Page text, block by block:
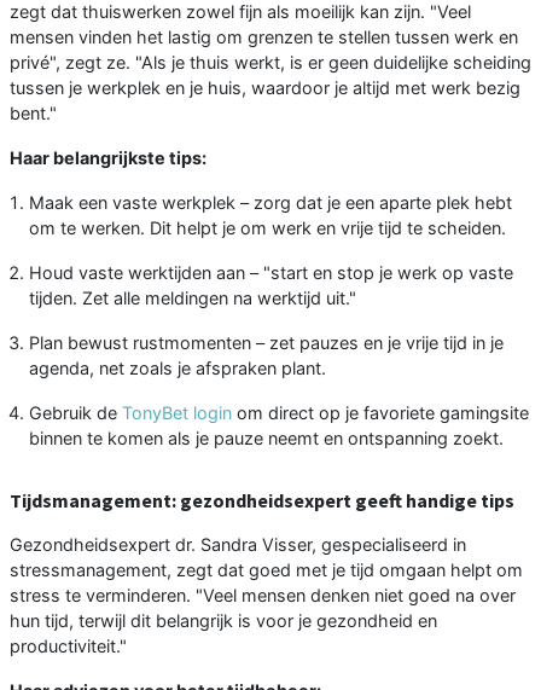
zegt dat thuiswerken zowel fijn als moeilijk kan zijn. "Veel
mensen vinden het lastig om grenzen te stellen tussen werk en
privé", zegt ze. "Als je thuis werkt, is er geen duidelijke scheiding
tussen je werkplek en je huis, waardoor je altijd met werk bezig
bent."
Haar belangrijkste tips:
Maak een vaste werkplek – zorg dat je een aparte plek hebt
om te werken. Dit helpt je om werk en vrije tijd te scheiden.
Houd vaste werktijden aan – "start en stop je werk op vaste
tijden. Zet alle meldingen na werktijd uit."
Plan bewust rustmomenten – zet pauzes en je vrije tijd in je
agenda, net zoals je afspraken plant.
Gebruik de TonyBet login om direct op je favoriete gamingsite
binnen te komen als je pauze neemt en ontspanning zoekt.
Tijdsmanagement: gezondheidsexpert geeft handige tips
Gezondheidsexpert dr. Sandra Visser, gespecialiseerd in
stressmanagement, zegt dat goed met je tijd omgaan helpt om
stress te verminderen. "Veel mensen denken niet goed na over
hun tijd, terwijl dit belangrijk is voor je gezondheid en
productiviteit."